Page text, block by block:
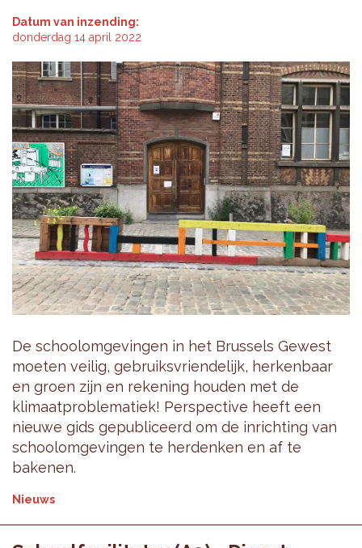
Datum van inzending:
donderdag 14 april 2022
De schoolomgevingen in het Brussels Gewest
moeten veilig, gebruiksvriendelijk, herkenbaar
en groen zijn en rekening houden met de
klimaatproblematiek! Perspective heeft een
nieuwe gids gepubliceerd om de inrichting van
schoolomgevingen te herdenken en af te
bakenen.
Nieuws